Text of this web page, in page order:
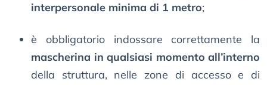
interpersonale minima di 1 metro;
è obbligatorio indossare correttamente la
mascherina in qualsiasi momento all’interno
della struttura, nelle zone di accesso e di